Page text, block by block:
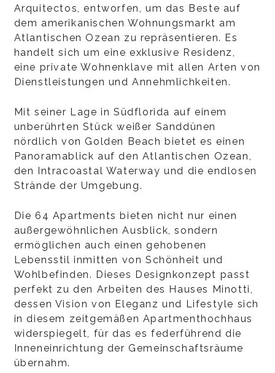
Arquitectos, entworfen, um das Beste auf
dem amerikanischen Wohnungsmarkt am
Atlantischen Ozean zu repräsentieren. Es
handelt sich um eine exklusive Residenz,
eine private Wohnenklave mit allen Arten von
Dienstleistungen und Annehmlichkeiten.
Mit seiner Lage in Südflorida auf einem
unberührten Stück weißer Sanddünen
nördlich von Golden Beach bietet es einen
Panoramablick auf den Atlantischen Ozean,
den Intracoastal Waterway und die endlosen
Strände der Umgebung.
Die 64 Apartments bieten nicht nur einen
außergewöhnlichen Ausblick, sondern
ermöglichen auch einen gehobenen
Lebensstil inmitten von Schönheit und
Wohlbefinden. Dieses Designkonzept passt
perfekt zu den Arbeiten des Hauses Minotti,
dessen Vision von Eleganz und Lifestyle sich
in diesem zeitgemäßen Apartmenthochhaus
widerspiegelt, für das es federführend die
Inneneinrichtung der Gemeinschaftsräume
übernahm.